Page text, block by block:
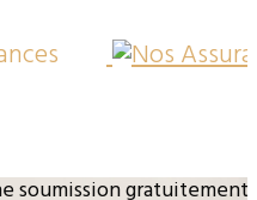
soumission gratuitement